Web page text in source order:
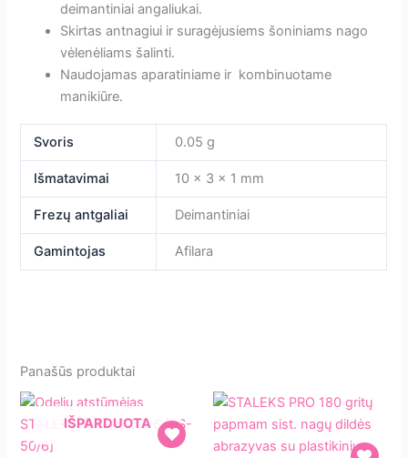
deimantiniai angaliukai.
Skirtas antnagiui ir suragėjusiems šoniniams nago
vėlenėliams šalinti.
Naudojamas aparatiniame ir kombinuotame
manikiūre.
Svoris 0.05 g
Išmatavimai 10 × 3 × 1 mm
Frezų antgaliai Deimantiniai
Gamintojas Afilara
Panašūs produktai
IŠPARDUOTA